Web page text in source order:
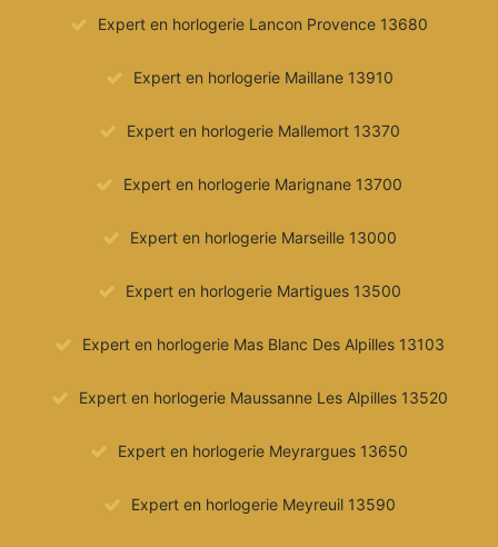
Expert en horlogerie Lancon Provence 13680
Expert en horlogerie Maillane 13910
Expert en horlogerie Mallemort 13370
Expert en horlogerie Marignane 13700
Expert en horlogerie Marseille 13000
Expert en horlogerie Martigues 13500
Expert en horlogerie Mas Blanc Des Alpilles 13103
Expert en horlogerie Maussanne Les Alpilles 13520
Expert en horlogerie Meyrargues 13650
Expert en horlogerie Meyreuil 13590